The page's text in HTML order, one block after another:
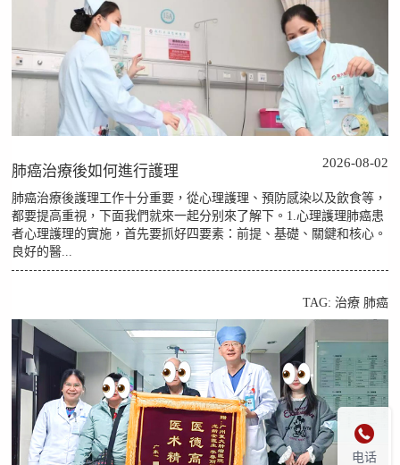
肺癌治療後如何進行護理 2026-08-02
肺癌治療後護理工作十分重要，從心理護理、預防感染以及飲食等，
都要提高重視，下面我們就來一起分别來了解下。1.心理護理肺癌患
者心理護理的實施，首先要抓好四要素：前提、基礎、關鍵和核心。
良好的醫...
TAG: 治療 肺癌

电话